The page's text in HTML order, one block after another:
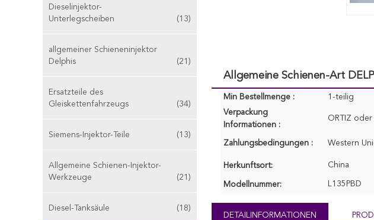
Dieselinjektor-
Unterlegscheiben
(13)
allgemeiner Schieneninjektor
Delphis
(21)
Ersatzteile des
Gleiskettenfahrzeugs
(34)
Siemens-Injektor-Teile (13)
Allgemeine Schienen-Injektor-
Werkzeuge
(21)
Diesel-Tanksäule (18)
Allgemeine Schienen-Art
Min Bestellmenge : 1-teilig
Verpackung
Informationen :
ORTIZ
Zahlungsbedingungen : Western
Herkunftsort: China
Modellnummer: L135PBD
DETAILINFORMATIONEN